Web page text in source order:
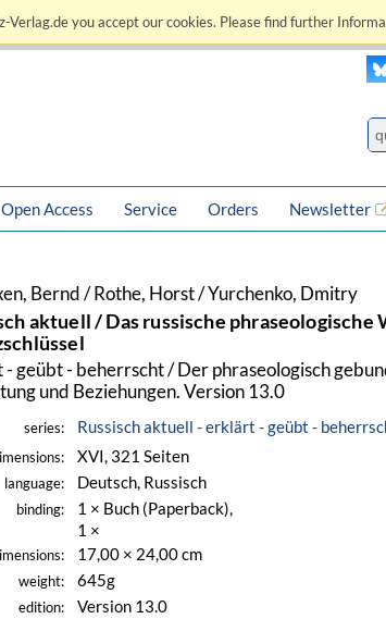
you accept our cookies. Please find further
Open Access Service Orders Newsletter
Bernd / Rothe, Horst / Yurchenko, Dmitry
aktuell / Das russische
geübt - beherrscht / Der phraseologisch
und Beziehungen. Version 13.0
series: Russisch aktuell - erklärt - geübt -
XVI, 321 Seiten
language: Deutsch, Russisch
binding:
1 × Buch (Paperback),
1 ×
17,00 × 24,00 cm
weight: 645g
edition: Version 13.0